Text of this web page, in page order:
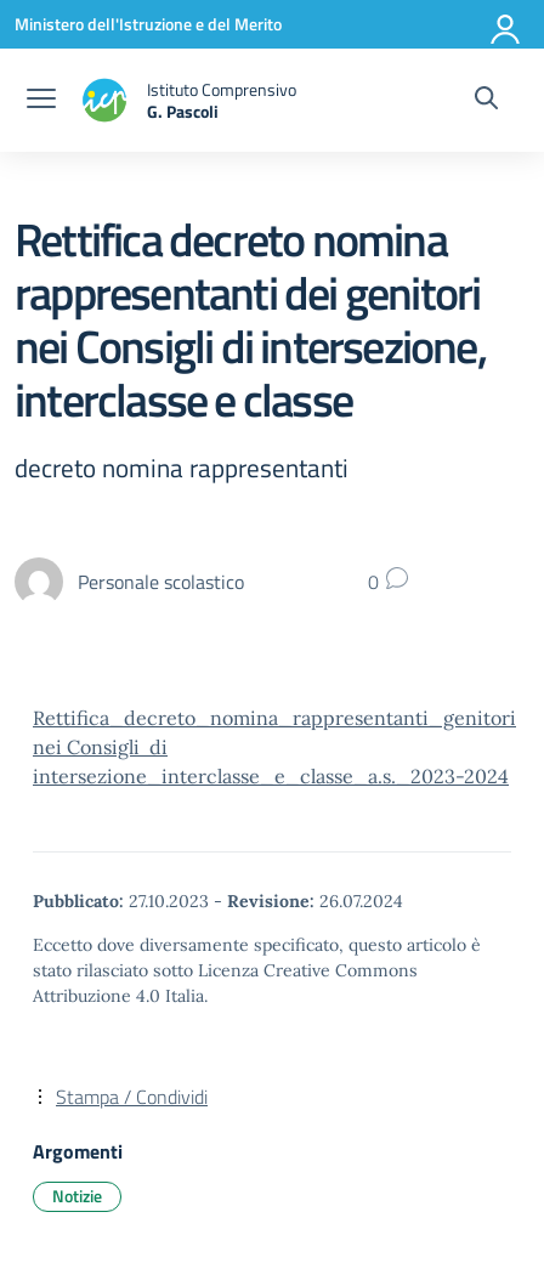
Vai ai contenuti
Vai al menu di navigazione
Vai al footer
Ministero dell'Istruzione e del Merito
Istituto Comprensivo
G. Pascoli
Rettifica decreto nomina
rappresentanti dei genitori
nei Consigli di intersezione,
interclasse e classe
decreto nomina rappresentanti
Personale scolastico 0
Rettifica_decreto_nomina_rappresentanti_genitori
nei Consigli di
intersezione_interclasse_e_classe_a.s._2023-2024
Pubblicato: 27.10.2023 - Revisione: 26.07.2024
Eccetto dove diversamente specificato, questo articolo è
stato rilasciato sotto Licenza Creative Commons
Attribuzione 4.0 Italia.
Stampa / Condividi
Argomenti
Notizie